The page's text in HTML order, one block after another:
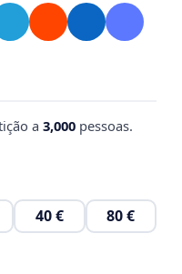
a Concessionária.
a 3,000 pessoas.
40 € 80 €